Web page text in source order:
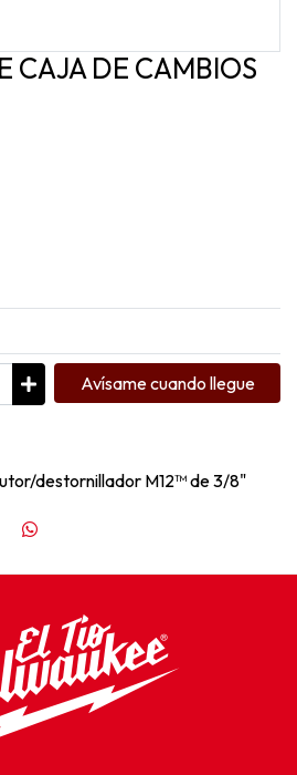
CAJA DE CAMBIOS
Avísame cuando llegue
destornillador M12™ de 3/8"